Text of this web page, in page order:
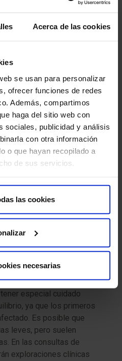
Acerca de las cookies
se usan para personalizar
ofrecer funciones de redes
Además, compartimos
haga del sitio web con
sociales, publicidad y análisis
con otra información
o que hayan recopilado a
de sus servicios.
las cookies
necesarias
estés en la máquina
las constantes vitales y el
administrar medicación.
el equipo médico
y guiará el tratamiento
ultrasónicas se dirigirán al
calor para destruirlo de
que durante los
tolerables.
permanecerás
tus actividades
según te indique tu
especial cuidado
ya que los primeros
Es posible que
leves, pero suelen
En las consultas de
exploraciones clínicas